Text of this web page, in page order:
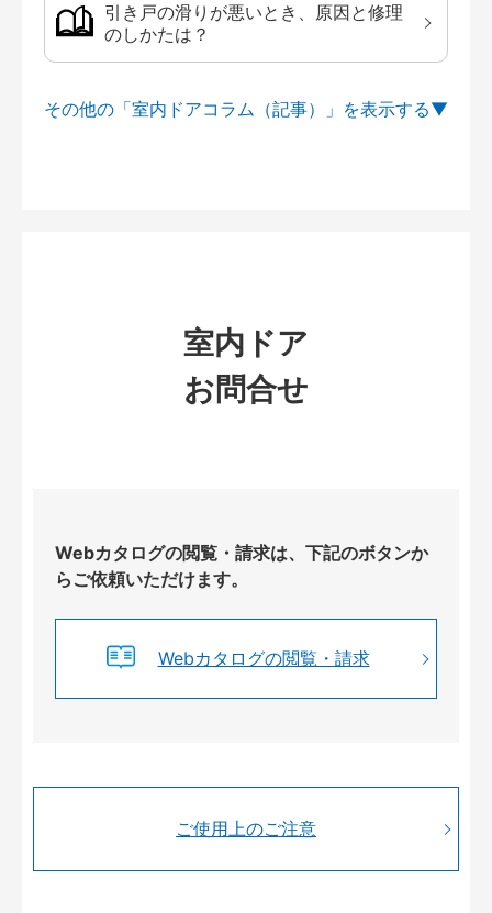
引き戸の滑りが悪いとき、原因と修理
のしかたは？
その他の「室内ドアコラム（記事）」を
室内ドア
お問合せ
Webカタログの閲覧・請求は、下記のボタンか
らご依頼いただけます。
Webカタログの閲覧・請求
ご使用上のご注意